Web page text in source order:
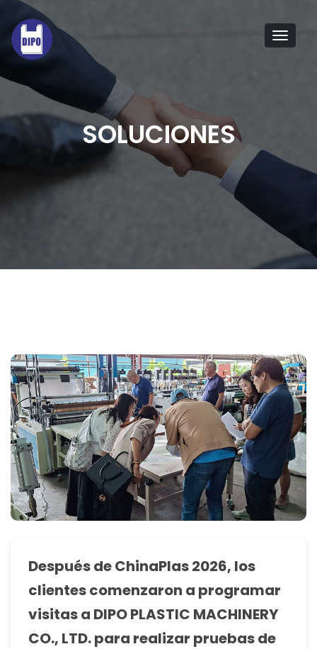
SOLUCIONES
Después de ChinaPlas 2026, los
clientes comenzaron a programar
visitas a DIPO PLASTIC MACHINERY
CO., LTD. para realizar pruebas de